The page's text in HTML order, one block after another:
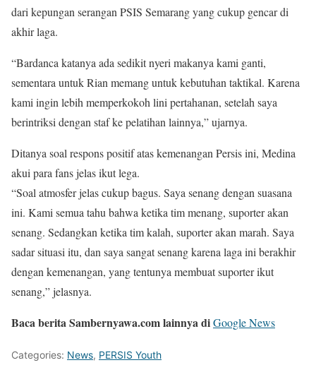
dari kepungan serangan PSIS Semarang yang cukup gencar di
akhir laga.
“Bardanca katanya ada sedikit nyeri makanya kami ganti,
sementara untuk Rian memang untuk kebutuhan taktikal. Karena
kami ingin lebih memperkokoh lini pertahanan, setelah saya
berintriksi dengan staf ke pelatihan lainnya,” ujarnya.
Ditanya soal respons positif atas kemenangan Persis ini, Medina
akui para fans jelas ikut lega.
“Soal atmosfer jelas cukup bagus. Saya senang dengan suasana
ini. Kami semua tahu bahwa ketika tim menang, suporter akan
senang. Sedangkan ketika tim kalah, suporter akan marah. Saya
sadar situasi itu, dan saya sangat senang karena laga ini berakhir
dengan kemenangan, yang tentunya membuat suporter ikut
senang,” jelasnya.
Baca berita Sambernyawa.com lainnya diGoogle News
Categories: News, PERSIS Youth